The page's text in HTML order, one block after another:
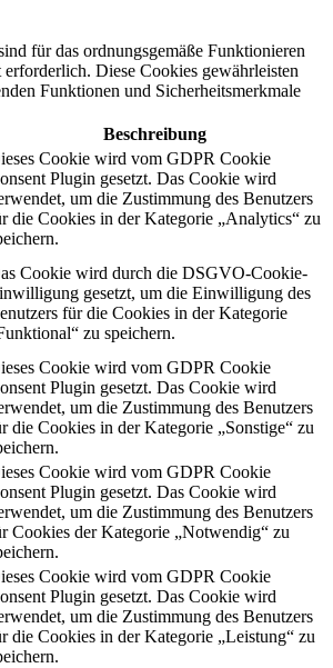
für das ordnungsgemäße Funktionieren
Diese Cookies gewährleisten
Funktionen und Sicherheitsmerkmale
Beschreibung
Cookie wird vom GDPR Cookie
Plugin gesetzt. Das Cookie wird
um die Zustimmung des Benutzers
die Cookies in der Kategorie „Analytics“ zu
Cookie wird durch die DSGVO-Cookie-
gesetzt, um die Einwilligung des
für die Cookies in der Kategorie
zu speichern.
Cookie wird vom GDPR Cookie
Plugin gesetzt. Das Cookie wird
um die Zustimmung des Benutzers
die Cookies in der Kategorie „Sonstige“ zu
Cookie wird vom GDPR Cookie
Plugin gesetzt. Das Cookie wird
um die Zustimmung des Benutzers
Cookies der Kategorie „Notwendig“ zu
Cookie wird vom GDPR Cookie
Plugin gesetzt. Das Cookie wird
um die Zustimmung des Benutzers
die Cookies in der Kategorie „Leistung“ zu